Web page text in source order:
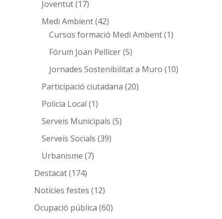
Joventut(17)
Medi Ambient(42)
Cursos formació Medi Ambent(1)
Fórum Joan Pellicer(5)
Jornades Sostenibilitat a Muro (10)
Participació ciutadana (20)
Policia Local (1)
Serveis Municipals (5)
Serveis Socials (39)
Urbanisme (7)
Destacat(174)
Notícies festes (12)
Ocupació pública (60)